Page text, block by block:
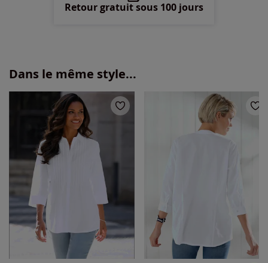
Retour gratuit sous 100 jours
Dans le même style...